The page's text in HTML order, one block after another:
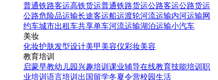
普通铁路客运高铁货运普通铁路货运公路客运公路货运
公路危险品运输长途客运船运渡轮河流运输内河运输网
约车城市出租车共享单车河流运输湖泊运输小汽车
美妆
化妆护肤发型设计美甲 美容仪彩妆美容
教育培训
启蒙早教幼儿园 兴趣培训 课业辅导在线教育技能培训 职
业培训 语言培训 出国留学冬夏令营校园生活